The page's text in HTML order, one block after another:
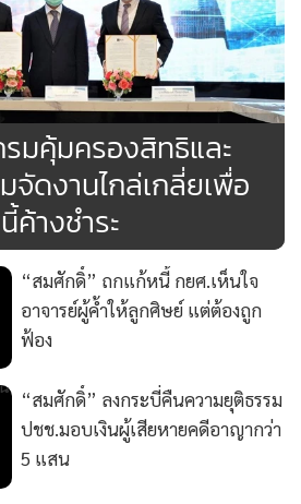
มคุ้มครองสิทธิและ
จัดงานไกล่เกลี่ยเพื่อ
ค้างชำระ
“สมศักดิ์” ถกแก้หนี้ กยศ.เห็นใจ
อาจารย์ผู้ค้ำให้ลูกศิษย์ แต่ต้องถูก
ฟ้อง
“สมศักดิ์” ลงกระบี่คืนความยุติธรรม
ปชช.มอบเงินผู้เสียหายคดีอาญากว่า
5 แสน